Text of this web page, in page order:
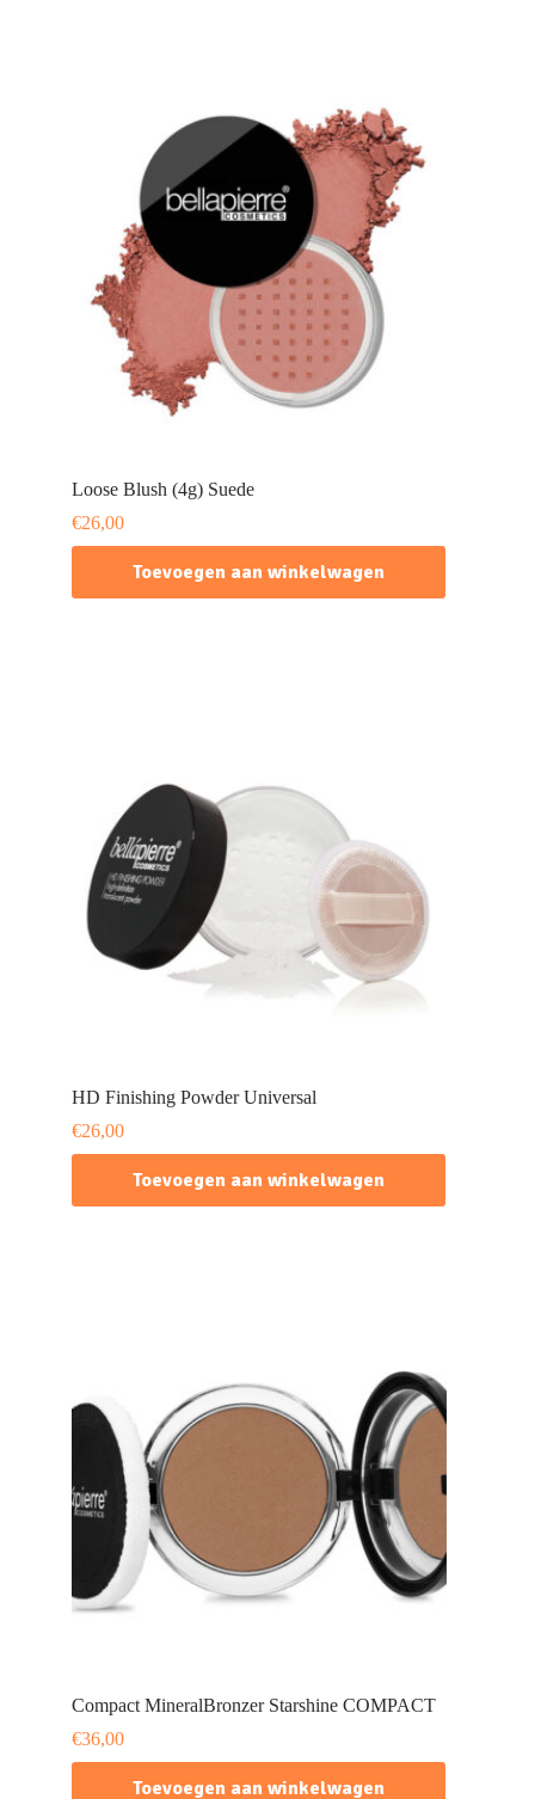
Loose Blush (4g) Suede
€26,00
Toevoegen aan winkelwagen
HD Finishing Powder Universal
€26,00
Toevoegen aan winkelwagen
Compact MineralBronzer Starshine COMPACT
€36,00
Toevoegen aan winkelwagen